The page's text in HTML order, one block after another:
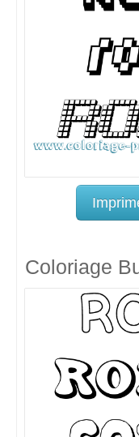
Coloriage